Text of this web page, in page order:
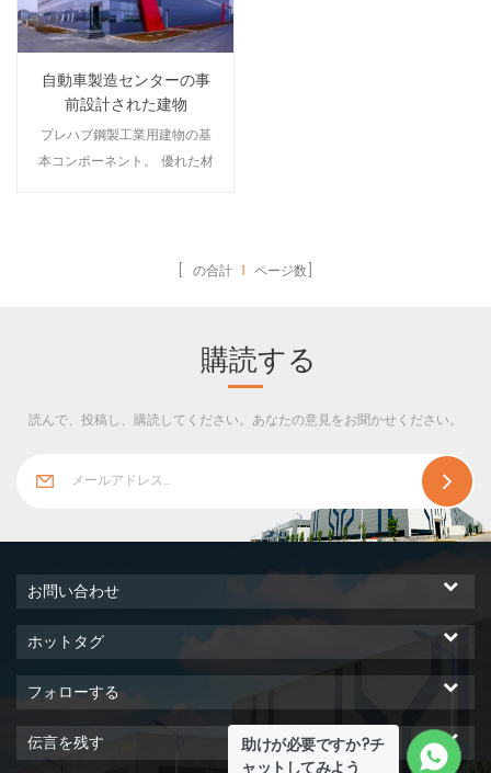
自動車製造センターの事
前設計された建物
プレハブ鋼製工業用建物の基
本コンポーネント。 優れた材
た可塑性と靭性を備えてお
たがって、現在採用されてい
る計算理論は、 鉄骨構造 の実
よりよく反映できます。
[ の合計 1 ページ数]
購読する
読んで、投稿し、購読してください。あなたの意見をお聞かせください。
助けが必要ですか?チ
お問い合わせ
ホットタグ
フォローする
伝言を残す